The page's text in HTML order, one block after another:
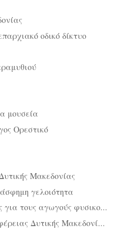
οδικό δίκτυο
μουσεία
Ορεστικό
Μακεδονίας
γελοιότητα
για τους αγωγούς φυσικο...
Δυτικής Μακεδονί...